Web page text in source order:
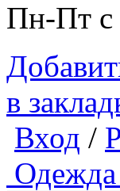
Пн-Пт с
в
Вход /